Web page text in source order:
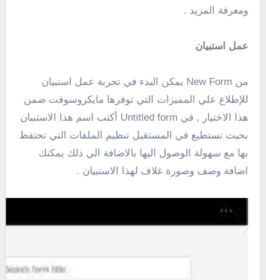
ومعرفة المزيد .
عمل استبيان
من New Form يمكن البدء في تجربة عمل استبيان
للإطلاع علي المميزات التي توفرها مايكروسوفت ضمن
هذا الاختيار , في Untitled form أكتب اسم هذا الاستبيان
بحيث تستطيع في المستقبل تنظيم الملفات التي تحتفظ
بها مع سهولة الوصول اليها بالاضافة الي ذلك يمكنك
اضافة وصف وصورة غلاف لهذا الاستبيان .